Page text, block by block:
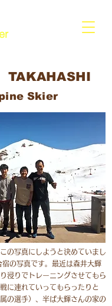
Skier
の写真にしようと決めていまし
の写真です。最近は森井大輝
浸りでトレーニングさせてもら
に連れていってもらったりと
の選手）、半ば大輝さんの家の